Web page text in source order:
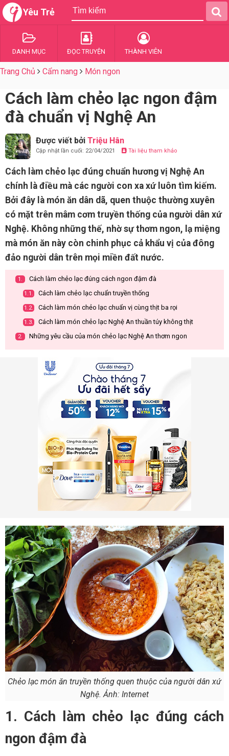
Yêu Trẻ
DANH MỤC ĐỌC TRUYỆN THÀNH VIÊN
Trang Chủ Cẩm nang Món ngon
Cách làm chẻo lạc ngon đậm
đà chuẩn vị Nghệ An
Được viết bởi Triệu Hân
Cập nhật lần cuối: 22/04/2021 Tài liệu tham khảo
Cách làm chẻo lạc đúng chuẩn hương vị Nghệ An
chính là điều mà các người con xa xứ luôn tìm kiếm.
Bởi đây là món ăn dân dã, quen thuộc thường xuyên
có mặt trên mâm cơm truyền thống của người dân xứ
Nghệ. Không những thế, nhờ sự thơm ngon, lạ miệng
mà món ăn này còn chinh phục cả khẩu vị của đông
đảo người dân trên mọi miền đất nước.
1. Cách làm chẻo lạc đúng cách ngon đậm đà
1.1. Cách làm chẻo lạc chuẩn truyền thống
1.2. Cách làm món chẻo lạc chuẩn vị cùng thịt ba rọi
1.3. Cách làm món chẻo lạc Nghệ An thuần túy không thịt
2. Những yêu cầu của món chẻo lạc Nghệ An thơm ngon
Chẻo lạc món ăn truyền thống quen thuộc của người dân xứ
Nghệ. Ảnh: Internet
1. Cách làm chẻo lạc đúng cách
ngon đậm đà